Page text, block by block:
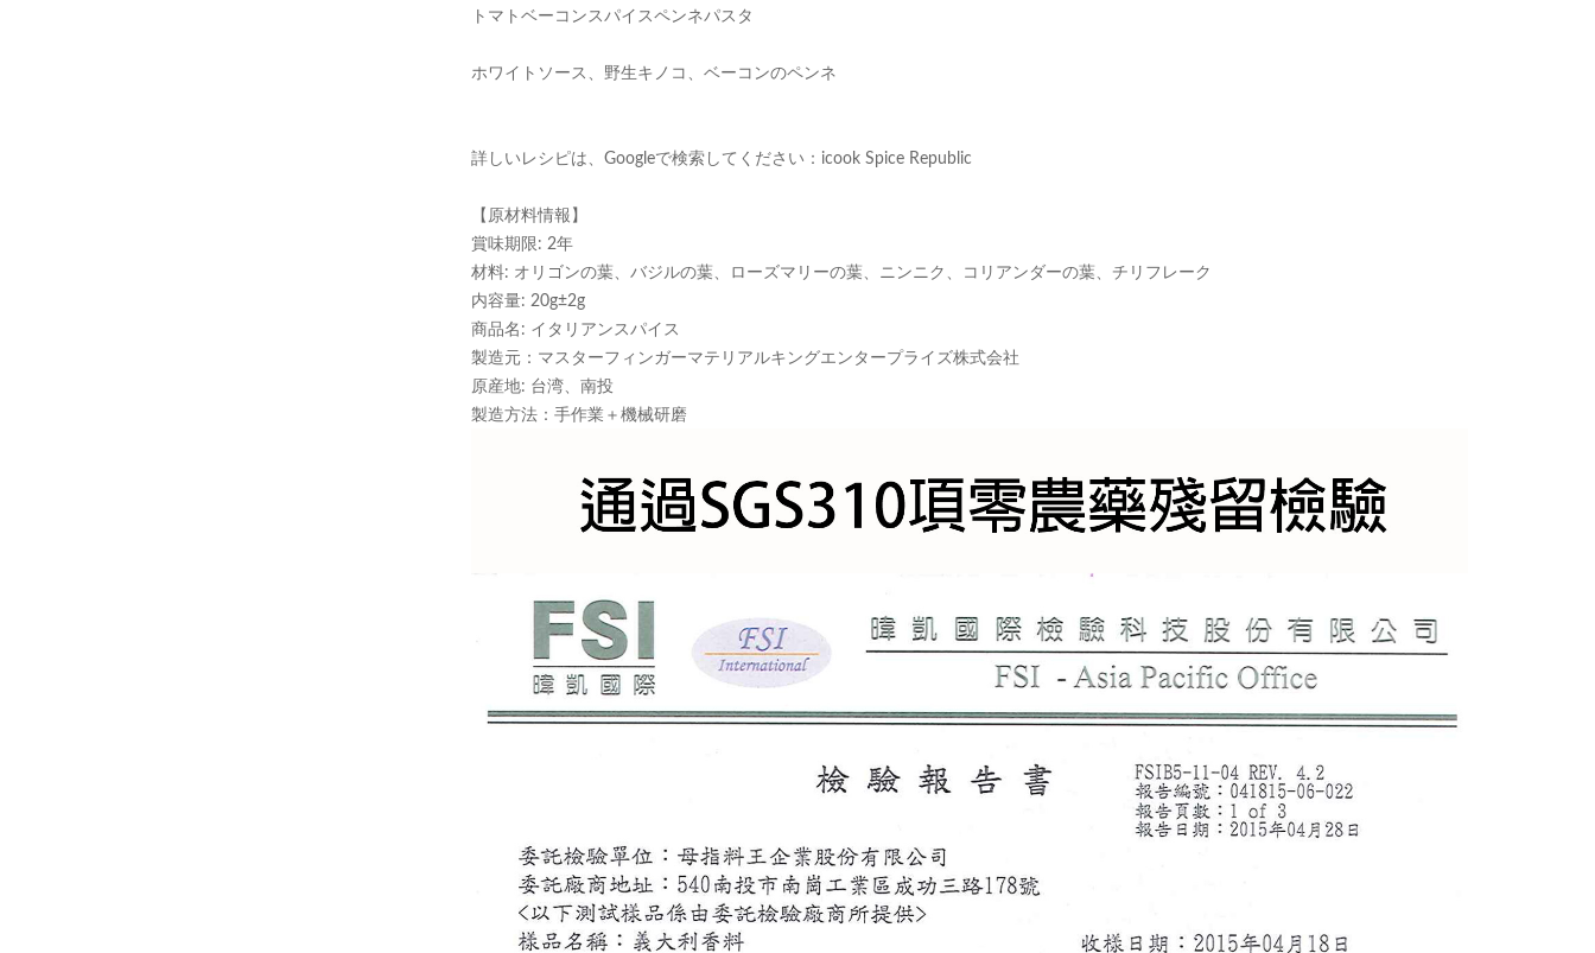
トマトベーコンスパイスペンネパスタ
ホワイトソース、野生キノコ、ベーコンのペンネ
詳しいレシピは、Googleで検索してください：icook Spice Republic
【原材料情報】
賞味期限: 2年
材料: オリゴンの葉、バジルの葉、ローズマリーの葉、ニンニク、コリアンダーの葉、チリフレーク
内容量: 20g±2g
商品名: イタリアンスパイス
製造元：マスターフィンガーマテリアルキングエンタープライズ株式会社
原産地: 台湾、南投
製造方法：手作業＋機械研磨